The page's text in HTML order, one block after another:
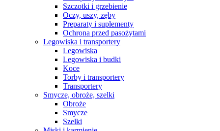
Szczotki i grzebienie
Oczy, uszy, zęby
Preparaty i suplementy
Ochrona przed pasożytami
Legowiska i transportery
Legowiska
Legowiska i budki
Koce
Torby i transportery
Transportery
Smycze, obroże, szelki
Obroże
Smycze
Szelki